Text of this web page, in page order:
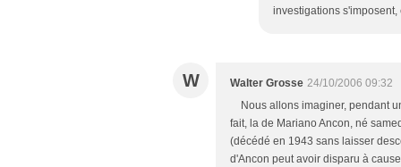
investigations s'imposent,
W Walter Grosse 24/10/2006 09:32
Nous allons imaginer, pendant
fait, la de Mariano Ancon, né
(décédé en 1943 sans laisser
d'Ancon peut avoir disparu à